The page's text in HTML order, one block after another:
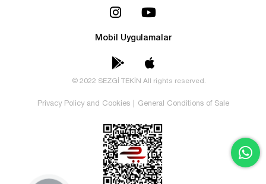
Mobil Uygulamalar
© 2022 SEZGİ TEKİN All rights reserved.
Privacy Policy and Cookies General Conditions of Sale